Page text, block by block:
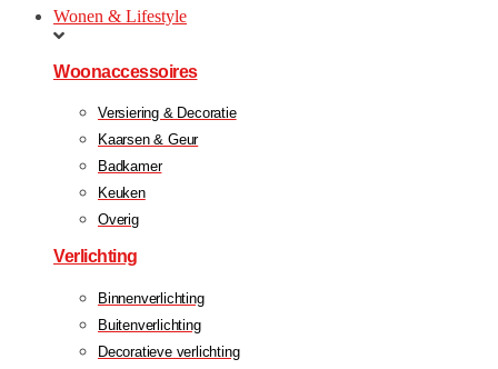
Wonen & Lifestyle
Woonaccessoires
Versiering & Decoratie
Kaarsen & Geur
Badkamer
Keuken
Overig
Verlichting
Binnenverlichting
Buitenverlichting
Decoratieve verlichting